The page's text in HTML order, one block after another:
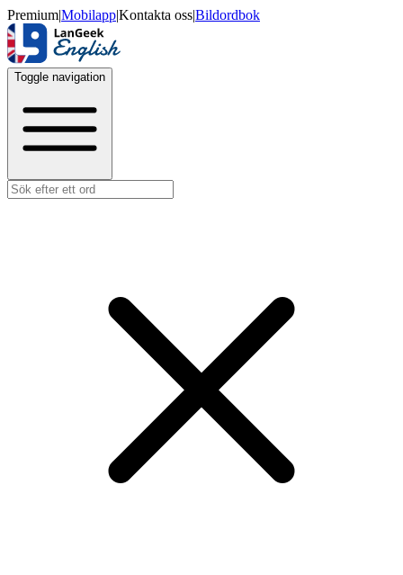
Premium|Mobilapp|Kontakta oss|Bildordbok
Toggle navigation